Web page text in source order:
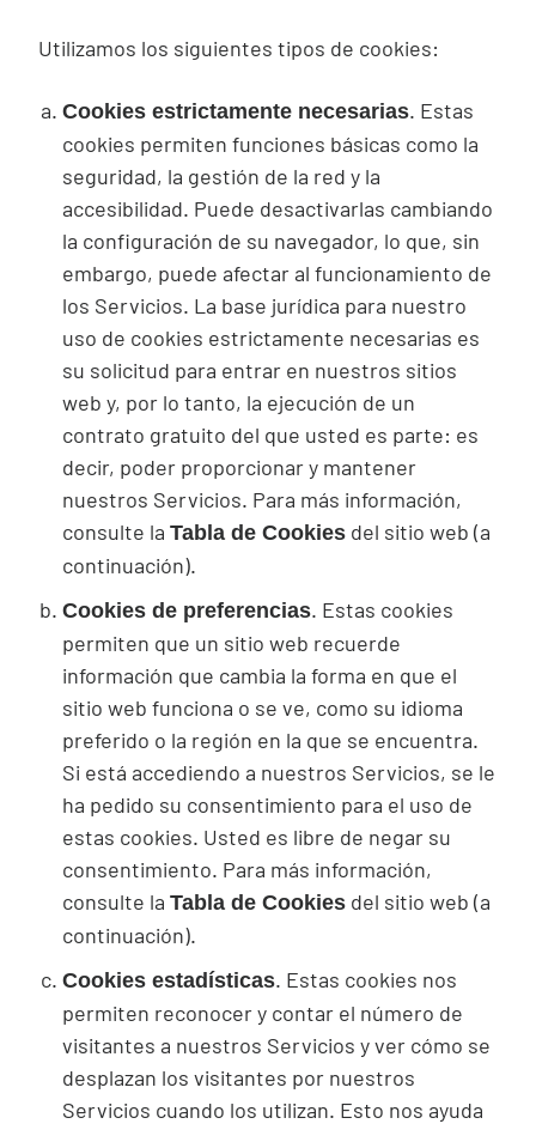
Utilizamos los siguientes tipos de cookies:
Cookies estrictamente necesarias. Estas
cookies permiten funciones básicas como la
seguridad, la gestión de la red y la
accesibilidad. Puede desactivarlas cambiando
la configuración de su navegador, lo que, sin
embargo, puede afectar al funcionamiento de
los Servicios. La base jurídica para nuestro
uso de cookies estrictamente necesarias es
su solicitud para entrar en nuestros sitios
web y, por lo tanto, la ejecución de un
contrato gratuito del que usted es parte: es
decir, poder proporcionar y mantener
nuestros Servicios. Para más información,
consulte la Tabla de Cookies del sitio web (a
continuación).
Cookies de preferencias. Estas cookies
permiten que un sitio web recuerde
información que cambia la forma en que el
sitio web funciona o se ve, como su idioma
preferido o la región en la que se encuentra.
Si está accediendo a nuestros Servicios, se le
ha pedido su consentimiento para el uso de
estas cookies. Usted es libre de negar su
consentimiento. Para más información,
consulte la Tabla de Cookies del sitio web (a
continuación).
Cookies estadísticas. Estas cookies nos
permiten reconocer y contar el número de
visitantes a nuestros Servicios y ver cómo se
desplazan los visitantes por nuestros
Servicios cuando los utilizan. Esto nos ayuda